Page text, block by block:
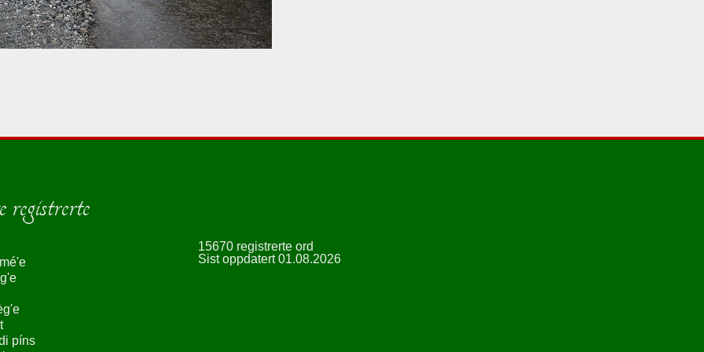
registrerte
píns
15670 registrerte ord
Sist oppdatert 01.08.2026